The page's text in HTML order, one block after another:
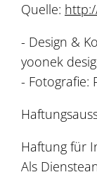
Quelle:
- Design &
yoonek
- Fotografie:
Haftung für
Als